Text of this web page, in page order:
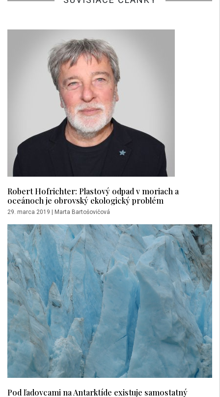
Robert Hofrichter: Plastový odpad v moriach a
oceánoch je obrovský ekologický problém
29. marca 2019 | Marta Bartošovičová
Pod ľadovcami na Antarktíde existuje samostatný